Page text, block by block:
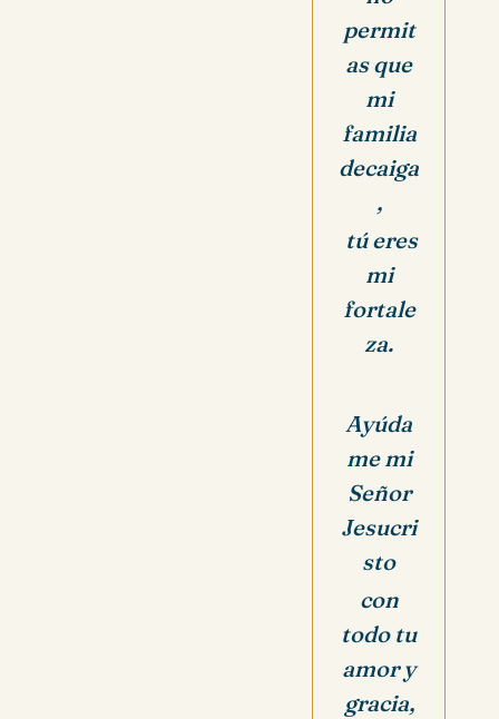
permit
as que
mi
familia
decaiga
,
tú eres
mi
fortale
za.
Ayúda
me mi
Señor
Jesucri
sto
con
todo tu
amor y
gracia,